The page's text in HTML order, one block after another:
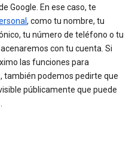
Google. En ese caso, te
, como tu nombre, tu
tu número de teléfono o tu
con tu cuenta. Si
las funciones para
podemos pedirte que
públicamente que puede